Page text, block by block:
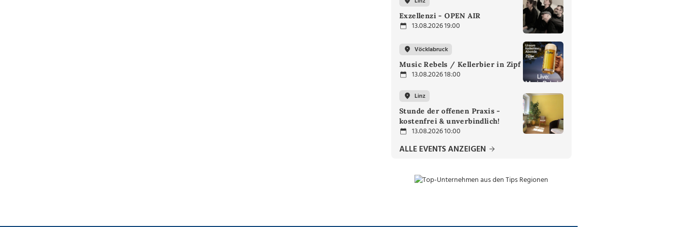
Exzellenzi - OPEN AIR
13.08.2026 19:00
Vöcklabruck
Music Rebels / Kellerbier in Zipf
13.08.2026 18:00
Linz
Stunde der offenen Praxis -
kostenfrei & unverbindlich!
13.08.2026 10:00
ALLE EVENTS ANZEIGEN